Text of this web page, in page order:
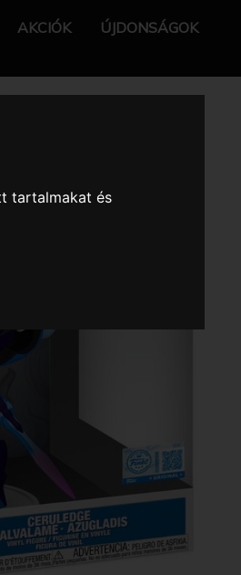
tartalmakat és
AKCIÓK ÚJDONSÁGOK